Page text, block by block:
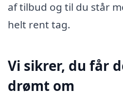
af tilbud og til du står
helt rent tag.
Vi sikrer, du får
drømt om